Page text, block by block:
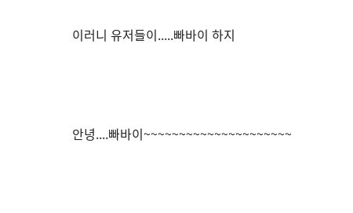
이러니 유저들이.....빠바이 하지
안녕....빠바이~~~~~~~~~~~~~~~~~~~~~